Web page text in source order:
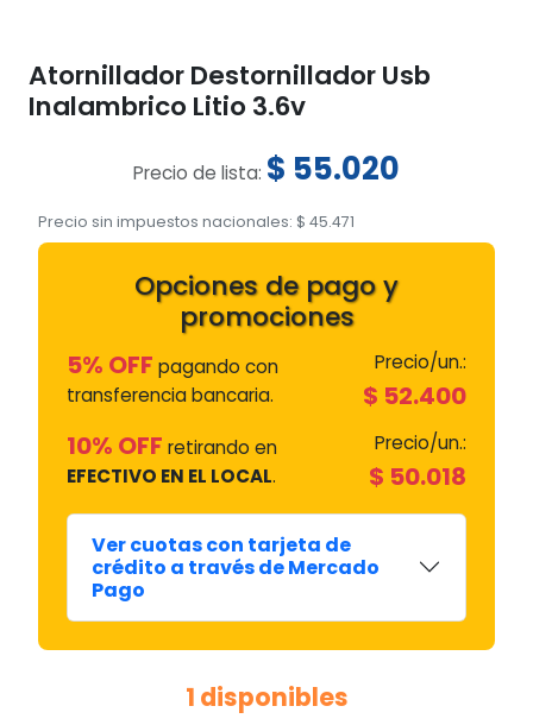
Atornillador Destornillador Usb
Inalambrico Litio 3.6v
Precio de lista: $ 55.020
Precio sin impuestos nacionales: $ 45.471
Opciones de pago y
promociones
5% OFF pagando con
transferencia bancaria.
Precio/un.:
$ 52.400
10% OFF retirando en
EFECTIVO EN EL LOCAL.
Precio/un.:
$ 50.018
Ver cuotas con tarjeta de
crédito a través de Mercado
Pago
1 disponibles